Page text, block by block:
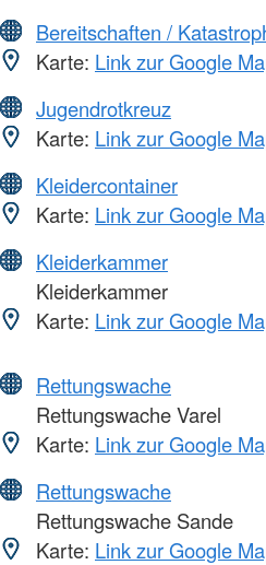
Bereitschaften /
Karte: Link zur Google
Jugendrotkreuz
Karte: Link zur Google
Kleidercontainer
Karte: Link zur Google
Kleiderkammer
Kleiderkammer
Karte: Link zur Google
Rettungswache
Rettungswache Varel
Karte: Link zur Google
Rettungswache
Rettungswache Sande
Karte: Link zur Google